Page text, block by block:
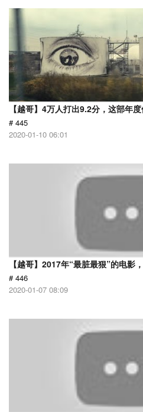
【越哥】4万人打出9.2分，这部年
# 445
2020-01-10 06:01
【越哥】2017年“最脏最狠”的电影
# 446
2020-01-07 08:09